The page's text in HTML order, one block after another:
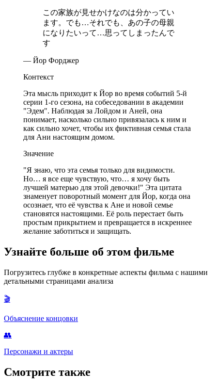
この家族が見せかけなのは分かってい
ます。でも…それでも、あの子の母親
になりたいって…思ってしまったんで
す
— Йор Форджер
Контекст
Эта мысль приходит к Йор во время событий 5-й
серии 1-го сезона, на собеседовании в академии
"Эдем". Наблюдая за Лойдом и Аней, она
понимает, насколько сильно привязалась к ним и
как сильно хочет, чтобы их фиктивная семья стала
для Ани настоящим домом.
Значение
"Я знаю, что эта семья только для видимости.
Но… я все еще чувствую, что… я хочу быть
лучшей матерью для этой девочки!" Эта цитата
знаменует поворотный момент для Йор, когда она
осознает, что её чувства к Ане и новой семье
становятся настоящими. Её роль перестает быть
простым прикрытием и превращается в искреннее
желание заботиться и защищать.
Узнайте больше об этом фильме
Погрузитесь глубже в конкретные аспекты фильма с нашими
детальными страницами анализа
🎬
Объяснение концовки
👥
Персонажи и актеры
Смотрите также